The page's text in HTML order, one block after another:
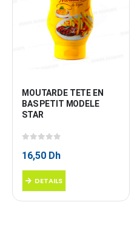
MOUTARDE TETE EN
BAS PETIT MODELE
STAR
16,50 Dh
DETAILS